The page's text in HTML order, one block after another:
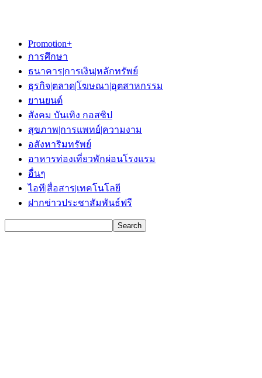
Promotion+
การศึกษา
ธนาคาร|การเงิน|หลักทรัพย์
ธุรกิจ|ตลาด|โฆษณา|อุตสาหกรรม
ยานยนต์
สังคม บันเทิง กอสซิป
สุขภาพ|การแพทย์|ความงาม
อสังหาริมทรัพย์
อาหารท่องเที่ยวพักผ่อนโรงแรม
อื่นๆ
ไอที|สื่อสาร|เทคโนโลยี
ฝากข่าวประชาสัมพันธ์ฟรี